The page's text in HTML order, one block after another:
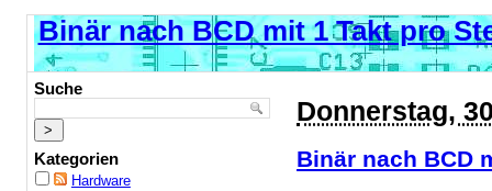
Binär nach BCD mit 1 Takt pro
Suche
Kategorien
Hardware
Donnerstag,
Binär nach BCD